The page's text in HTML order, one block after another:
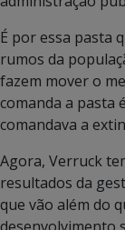
É por essa pasta
rumos da
fazem mover o
comanda a pasta
comandava a
Agora, Verruck
resultados da
que vão além do
desenvolvimento